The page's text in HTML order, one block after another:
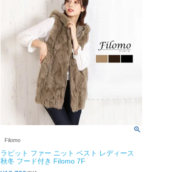
Filomo
ラビット ファー ニット ベスト レディース
秋冬 フード付き Filomo 7F